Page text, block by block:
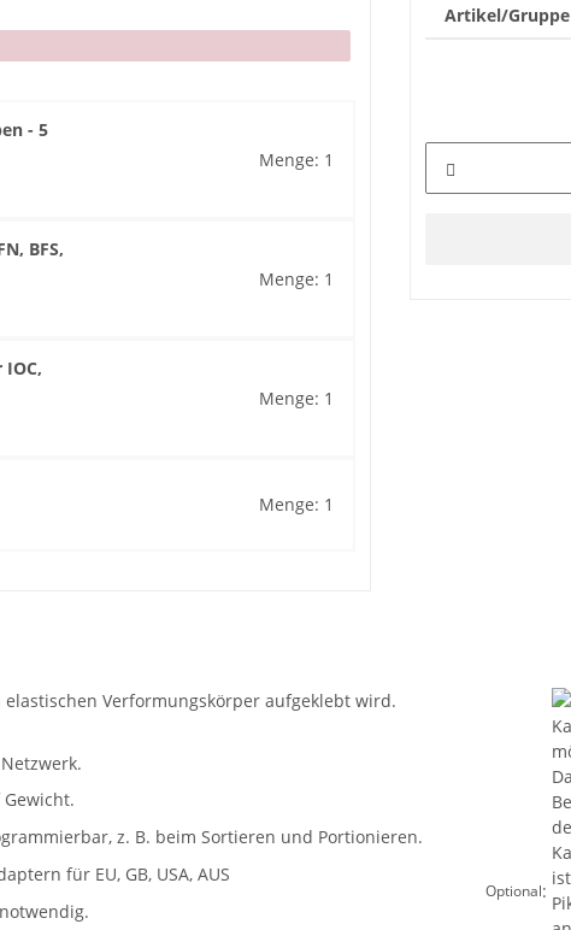
- 5
Menge: 1
BFS,
Menge: 1
Menge: 1
Menge: 1
Artikel/Gruppe
Optional: